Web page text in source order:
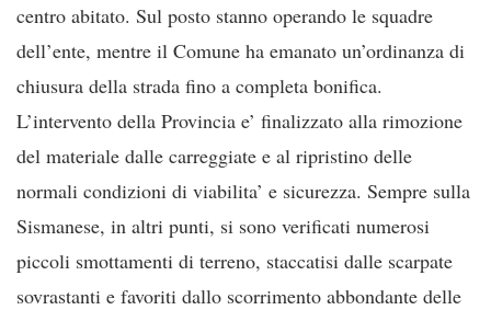
centro abitato. Sul posto stanno operando le squadre
dell’ente, mentre il Comune ha emanato un’ordinanza di
chiusura della strada fino a completa bonifica.
L’intervento della Provincia e’ finalizzato alla rimozione
del materiale dalle carreggiate e al ripristino delle
normali condizioni di viabilita’ e sicurezza. Sempre sulla
Sismanese, in altri punti, si sono verificati numerosi
piccoli smottamenti di terreno, staccatisi dalle scarpate
sovrastanti e favoriti dallo scorrimento abbondante delle